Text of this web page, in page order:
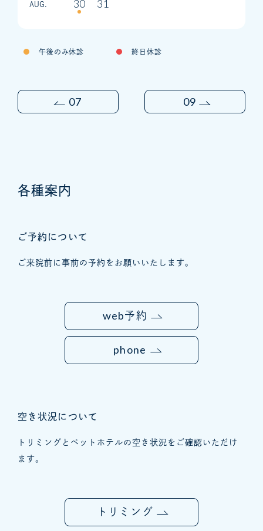
AUG.
30
31
午後のみ休診 終日休診
07 09
各種案内
ご予約について
ご来院前に事前の予約をお願いいたします。
web予約
phone
空き状況について
トリミングとペットホテルの空き状況をご確認いただけ
ます。
トリミング